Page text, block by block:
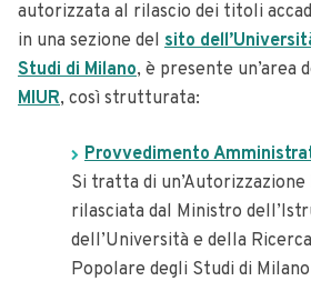
autorizzata al rilascio dei titoli
in una sezione del sito
Studi di Milano, è presente un’area
MIUR, così strutturata:
Provvedimento
Si tratta di
rilasciata dal Ministro
dell’Università e della
Popolare degli Studi di